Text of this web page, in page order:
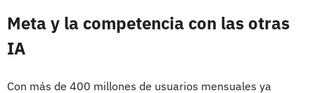
Meta y la competencia con las otras
IA
Con más de 400 millones de usuarios mensuales ya